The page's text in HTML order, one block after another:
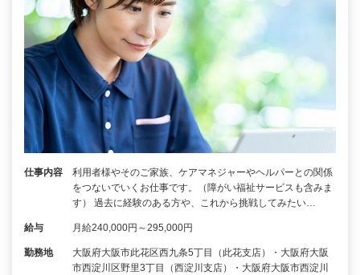
仕事内容
利用者様やそのご家族、ケアマネジャーやヘルパーとの関係
をつないでいくお仕事です。（障がい福祉サービスも含みま
す） 過去に経験のある方や、これから挑戦してみたい…
給与 月給240,000円～295,000円
勤務地
大阪府大阪市此花区西九条5丁目（此花支店）・大阪府大阪
市西淀川区野里3丁目（西淀川支店）・大阪府大阪市西淀川